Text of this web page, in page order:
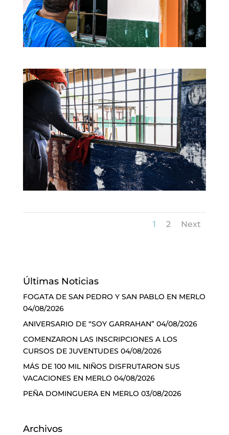
1 2 Next
Últimas Noticias
FOGATA DE SAN PEDRO Y SAN PABLO EN MERLO
04/08/2026
ANIVERSARIO DE “SOY GARRAHAN” 04/08/2026
COMENZARON LAS INSCRIPCIONES A LOS
CURSOS DE JUVENTUDES 04/08/2026
MÁS DE 100 MIL NIÑOS DISFRUTARON SUS
VACACIONES EN MERLO 04/08/2026
PEÑA DOMINGUERA EN MERLO 03/08/2026
Archivos